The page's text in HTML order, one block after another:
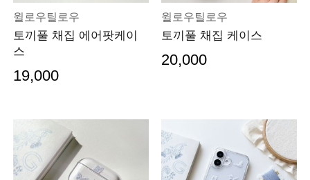
윌로우틸로우
토끼풀 채집 에어팟케이
스
19,000
윌로우틸로우
토끼풀 채집 케이스
20,000